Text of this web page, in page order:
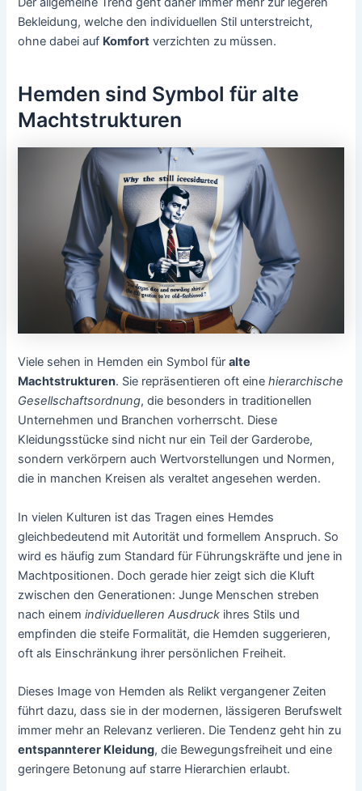
Bekleidung, welche den individuellen Stil unterstreicht,
ohne dabei auf Komfort verzichten zu müssen.
Hemden sind Symbol für alte
Machtstrukturen
Viele sehen in Hemden ein Symbol füralte
Machtstrukturen. Sie repräsentieren oft einehierarchische
Gesellschaftsordnung, die besonders in traditionellen
Unternehmen und Branchen vorherrscht. Diese
Kleidungsstücke sind nicht nur ein Teil der Garderobe,
sondern verkörpern auch Wertvorstellungen und Normen,
die in manchen Kreisen als veraltet angesehen werden.
In vielen Kulturen ist das Tragen eines Hemdes
gleichbedeutend mit Autorität und formellem Anspruch. So
wird es häufig zum Standard für Führungskräfte und jene in
Machtpositionen. Doch gerade hier zeigt sich die Kluft
zwischen den Generationen: Junge Menschen streben
nach einemindividuelleren Ausdruck ihres Stils und
empfinden die steife Formalität, die Hemden suggerieren,
oft als Einschränkung ihrer persönlichen Freiheit.
Dieses Image von Hemden als Relikt vergangener Zeiten
führt dazu, dass sie in der modernen, lässigeren Berufswelt
immer mehr an Relevanz verlieren. Die Tendenz geht hin zu
entspannterer Kleidung, die Bewegungsfreiheit und eine
geringere Betonung auf starre Hierarchien erlaubt.